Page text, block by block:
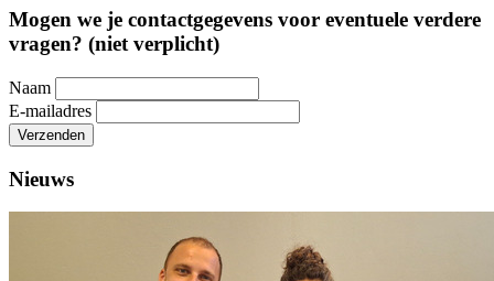
Mogen we je contactgegevens voor eventuele verdere
vragen? (niet verplicht)
Naam
E-mailadres
Verzenden
Nieuws